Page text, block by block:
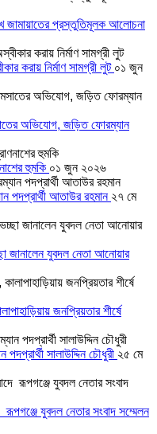
জামায়াতের প্রস্তুতিমূলক আলোচনা
করায় নির্মাণ সামগ্রী লুট ০১ জুন
অভিযোগ, জড়িত ফোরম্যান
হুমকি ০১ জুন ২০২৬
পদপ্রার্থী আতাউর রহমান ২৭ মে
জানালেন যুবদল নেতা আনোয়ার
জনপ্রিয়তার শীর্ষে
সালাউদ্দিন চৌধুরী ২৫ মে
‎রূপগঞ্জে যুবদল নেতার সংবাদ সম্মেলন